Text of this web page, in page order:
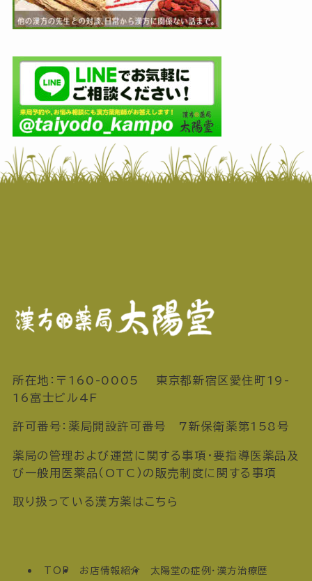
所在地：〒160-0005 東京都新宿区愛住町19-
16富士ビル4F
許可番号：薬局開設許可番号 7新保衛薬第158号
薬局の管理および運営に関する事項・要指導医薬品及
び一般用医薬品（OTC）の販売制度に関する事項
取り扱っている漢方薬はこちら
TOP お店情報紹介 太陽堂の症例・漢方治療歴